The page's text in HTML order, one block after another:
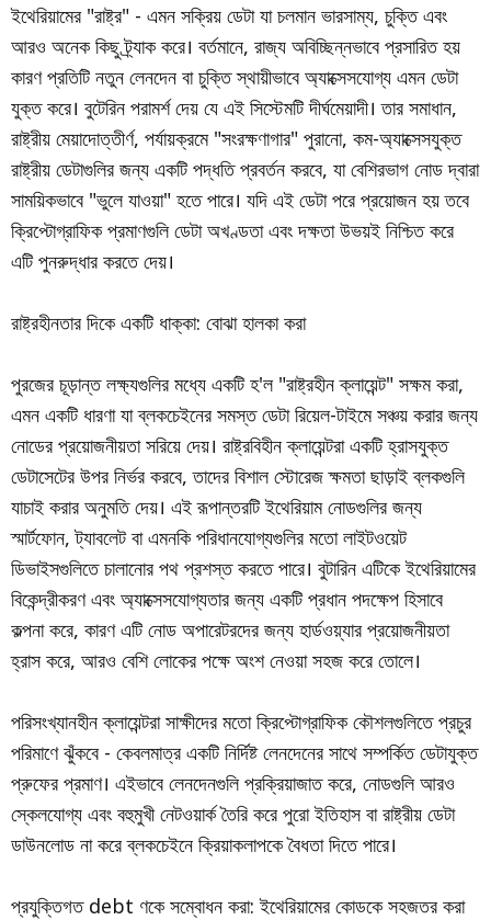
ইথেরিয়ামের "রাষ্ট্র" - এমন সক্রিয় ডেটা যা চলমান ভারসাম্য, চুক্তি এবং
আরও অনেক কিছু ট্র্যাক করে। বর্তমানে, রাজ্য অবিচ্ছিন্নভাবে প্রসারিত হয়
কারণ প্রতিটি নতুন লেনদেন বা চুক্তি স্থায়ীভাবে অ্যাক্সেসযোগ্য এমন ডেটা
যুক্ত করে। বুটেরিন পরামর্শ দেয় যে এই সিস্টেমটি দীর্ঘমেয়াদী। তার সমাধান,
রাষ্ট্রীয় মেয়াদোত্তীর্ণ, পর্যায়ক্রমে "সংরক্ষণাগার" পুরানো, কম-অ্যাক্সেসযুক্ত
রাষ্ট্রীয় ডেটাগুলির জন্য একটি পদ্ধতি প্রবর্তন করবে, যা বেশিরভাগ নোড দ্বারা
সাময়িকভাবে "ভুলে যাওয়া" হতে পারে। যদি এই ডেটা পরে প্রয়োজন হয় তবে
ক্রিপ্টোগ্রাফিক প্রমাণগুলি ডেটা অখণ্ডতা এবং দক্ষতা উভয়ই নিশ্চিত করে
এটি পুনরুদ্ধার করতে দেয়।
রাষ্ট্রহীনতার দিকে একটি ধাক্কা: বোঝা হালকা করা
পুরজের চূড়ান্ত লক্ষ্যগুলির মধ্যে একটি হ'ল "রাষ্ট্রহীন ক্লায়েন্ট" সক্ষম করা,
এমন একটি ধারণা যা ব্লকচেইনের সমস্ত ডেটা রিয়েল-টাইমে সঞ্চয় করার জন্য
নোডের প্রয়োজনীয়তা সরিয়ে দেয়। রাষ্ট্রবিহীন ক্লায়েন্টরা একটি হ্রাসযুক্ত
ডেটাসেটের উপর নির্ভর করবে, তাদের বিশাল স্টোরেজ ক্ষমতা ছাড়াই ব্লকগুলি
যাচাই করার অনুমতি দেয়। এই রূপান্তরটি ইথেরিয়াম নোডগুলির জন্য
স্মার্টফোন, ট্যাবলেট বা এমনকি পরিধানযোগ্যগুলির মতো লাইটওয়েট
ডিভাইসগুলিতে চালানোর পথ প্রশস্ত করতে পারে। বুটারিন এটিকে ইথেরিয়ামের
বিকেন্দ্রীকরণ এবং অ্যাক্সেসযোগ্যতার জন্য একটি প্রধান পদক্ষেপ হিসাবে
কল্পনা করে, কারণ এটি নোড অপারেটরদের জন্য হার্ডওয়্যার প্রয়োজনীয়তা
হ্রাস করে, আরও বেশি লোকের পক্ষে অংশ নেওয়া সহজ করে তোলে।
পরিসংখ্যানহীন ক্লায়েন্টরা সাক্ষীদের মতো ক্রিপ্টোগ্রাফিক কৌশলগুলিতে প্রচুর
পরিমাণে ঝুঁকবে - কেবলমাত্র একটি নির্দিষ্ট লেনদেনের সাথে সম্পর্কিত ডেটাযুক্ত
প্রুফের প্রমাণ। এইভাবে লেনদেনগুলি প্রক্রিয়াজাত করে, নোডগুলি আরও
স্কেলযোগ্য এবং বহুমুখী নেটওয়ার্ক তৈরি করে পুরো ইতিহাস বা রাষ্ট্রীয় ডেটা
ডাউনলোড না করে ব্লকচেইনে ক্রিয়াকলাপকে বৈধতা দিতে পারে।
প্রযুক্তিগত debt ণকে সম্বোধন করা: ইথেরিয়ামের কোডকে সহজতর করা